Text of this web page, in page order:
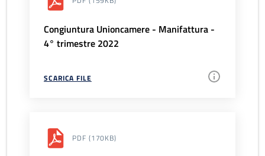
Congiuntura Unioncamere - Manifattura -
4° trimestre 2022
SCARICA FILE
PDF (170KB)